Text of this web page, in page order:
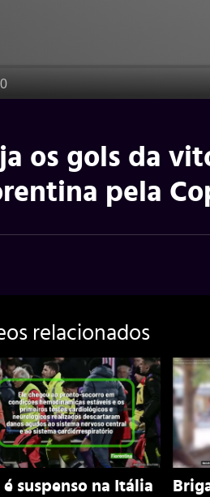
os gols da
pela
relacionados
é suspenso na Itália